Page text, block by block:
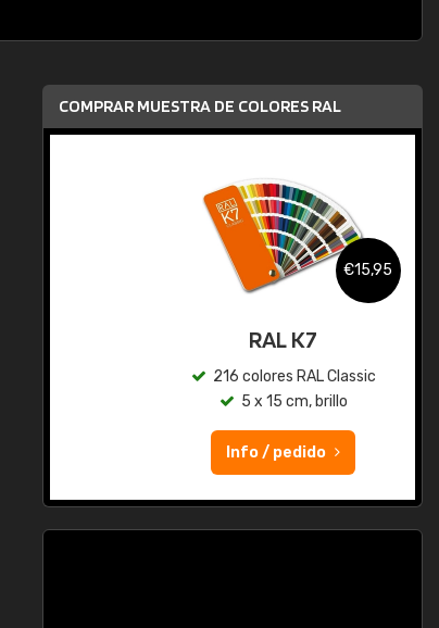
COMPRAR MUESTRA DE COLORES RAL
€15,95
RAL K7
216 colores RAL Classic
5 x 15 cm, brillo
Info / pedido